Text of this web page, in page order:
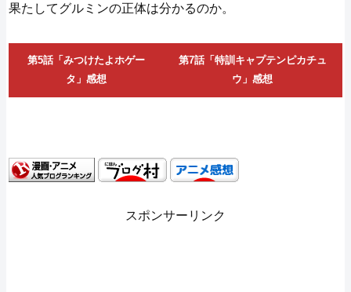
果たしてグルミンの正体は分かるのか。
第5話「みつけたよホゲー
タ」感想
第7話「特訓キャプテンピカチュ
ウ」感想
スポンサーリンク